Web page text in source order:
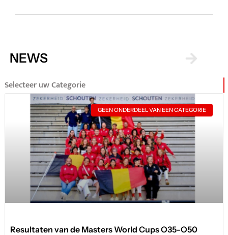
NEWS
Selecteer uw Categorie
GEEN ONDERDEEL VAN EEN CATEGORIE
Resultaten van de Masters World Cups O35-O50